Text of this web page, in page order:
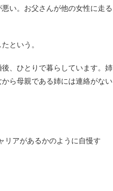
い。お父さんが他の女性に走る
という。
、ひとりで暮らしています。姉
ら母親である姉には連絡がない
リアがあるかのように自慢す